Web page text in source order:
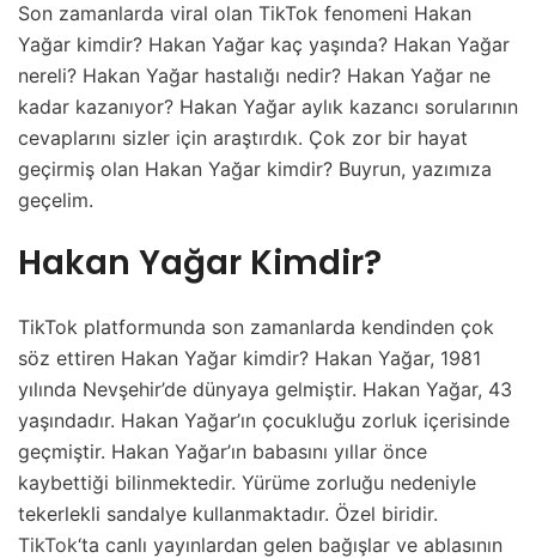
Son zamanlarda viral olan TikTok fenomeni Hakan
Yağar kimdir? Hakan Yağar kaç yaşında? Hakan Yağar
nereli? Hakan Yağar hastalığı nedir? Hakan Yağar ne
kadar kazanıyor? Hakan Yağar aylık kazancı sorularının
cevaplarını sizler için araştırdık. Çok zor bir hayat
geçirmiş olan Hakan Yağar kimdir? Buyrun, yazımıza
geçelim.
Hakan Yağar Kimdir?
TikTok platformunda son zamanlarda kendinden çok
söz ettiren Hakan Yağar kimdir? Hakan Yağar, 1981
yılında Nevşehir’de dünyaya gelmiştir. Hakan Yağar, 43
yaşındadır. Hakan Yağar’ın çocukluğu zorluk içerisinde
geçmiştir. Hakan Yağar’ın babasını yıllar önce
kaybettiği bilinmektedir. Yürüme zorluğu nedeniyle
tekerlekli sandalye kullanmaktadır. Özel biridir.
TikTok‘ta canlı yayınlardan gelen bağışlar ve ablasının